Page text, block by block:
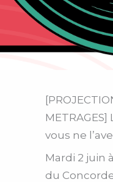
vous ne
Mardi 2 juin
du